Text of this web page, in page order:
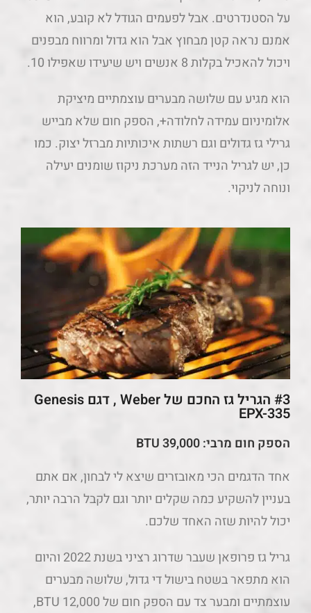
על הסטנדרטים. אבל לפעמים הגודל לא קובע, הוא
אמנם נראה קטן מבחוץ אבל הוא גדול ומרווח מבפנים
ויכול להאכיל בקלות 8 אנשים ויש שיעידו שאפילו 10.
הוא מגיע עם שלושה מבערים עוצמתיים מיציקת
אלומיניום עמידה לחלודה+, הספק חום שלא מבייש
גרילי גז גדולים וגם רשתות איכותיות מברזל יצוק. כמו
כן, יש לגריל הנייד הזה מערכת ניקוז שומנים יעילה
ונוחה לניקוי.
#3 הגריל גז החכם של Weber , דגם Genesis
EPX-335
הספק חום מרבי:39,000 BTU
אחד הדגמים הכי מאובזרים שיצא לי לבחון, אם אתם
בעניין להשקיע כמה שקלים יותר וגם לקבל הרבה יותר,
יכול להיות שזה האחד שלכם.
גריל גז פרופאן שעבר שדרוג רציני בשנת 2022 והיום
הוא מתפאר בשטח בישול די גדול, שלושה מבערים
עוצמתיים ומבער צד עם הספק חום של 12,000 BTU,